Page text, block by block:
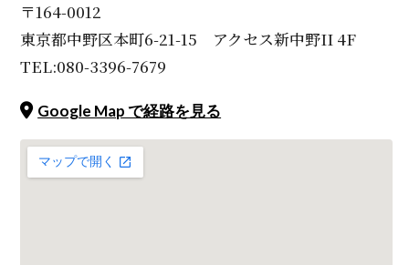
〒164-0012
東京都中野区本町6-21-15 アクセス新中野II 4F
TEL:080-3396-7679
Google Map で経路を見る